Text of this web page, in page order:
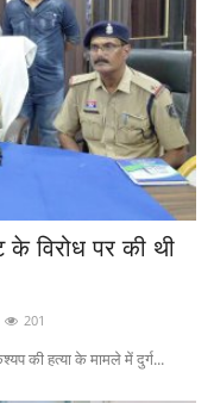
विरोध पर की थी
201
की हत्या के मामले में दुर्ग...